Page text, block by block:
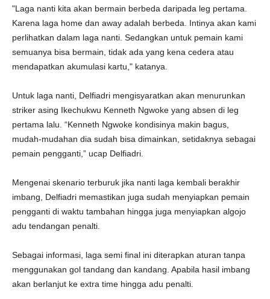
"Laga nanti kita akan bermain berbeda daripada leg pertama.
Karena laga home dan away adalah berbeda. Intinya akan kami
perlihatkan dalam laga nanti. Sedangkan untuk pemain kami
semuanya bisa bermain, tidak ada yang kena cedera atau
mendapatkan akumulasi kartu," katanya.
Untuk laga nanti, Delfiadri mengisyaratkan akan menurunkan
striker asing Ikechukwu Kenneth Ngwoke yang absen di leg
pertama lalu. “Kenneth Ngwoke kondisinya makin bagus,
mudah-mudahan dia sudah bisa dimainkan, setidaknya sebagai
pemain pengganti,” ucap Delfiadri.
Mengenai skenario terburuk jika nanti laga kembali berakhir
imbang, Delfiadri memastikan juga sudah menyiapkan pemain
pengganti di waktu tambahan hingga juga menyiapkan algojo
adu tendangan penalti.
Sebagai informasi, laga semi final ini diterapkan aturan tanpa
menggunakan gol tandang dan kandang. Apabila hasil imbang
akan berlanjut ke extra time hingga adu penalti.